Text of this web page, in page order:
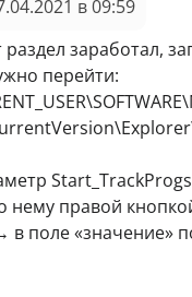
в 09:59
заработал,
перейти:
нему правой
в поле «значение»